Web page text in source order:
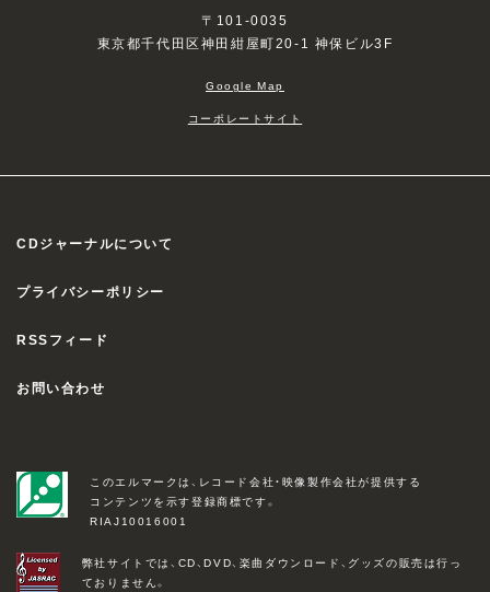
〒101-0035
東京都千代田区神田紺屋町20-1 神保ビル3F
Google Map
コーポレートサイト
CDジャーナルについて
プライバシーポリシー
RSSフィード
お問い合わせ
このエルマークは、レコード会社・映像製作会社が提供する
コンテンツを示す登録商標です。
RIAJ10016001
弊社サイトでは、CD、DVD、楽曲ダウンロード、グッズの販売は行っ
ておりません。